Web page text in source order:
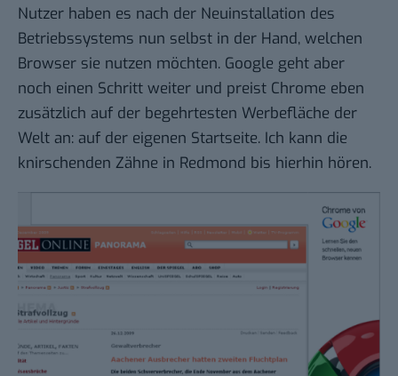
Nutzer haben es nach der Neuinstallation des
Betriebssystems nun selbst in der Hand, welchen
Browser sie nutzen möchten. Google geht aber
noch einen Schritt weiter und preist Chrome eben
zusätzlich auf der begehrtesten Werbefläche der
Welt an: auf der eigenen Startseite. Ich kann die
knirschenden Zähne in Redmond bis hierhin hören.